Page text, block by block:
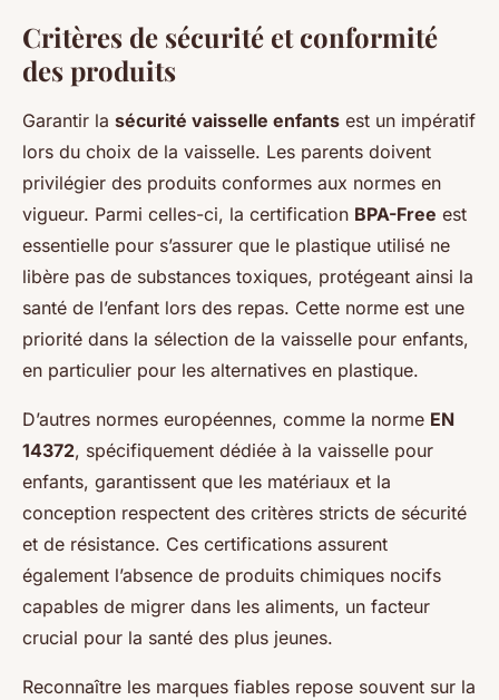
Critères de sécurité et conformité
des produits
Garantir la sécurité vaisselle enfants est un impératif
lors du choix de la vaisselle. Les parents doivent
privilégier des produits conformes aux normes en
vigueur. Parmi celles-ci, la certification BPA-Free est
essentielle pour s’assurer que le plastique utilisé ne
libère pas de substances toxiques, protégeant ainsi la
santé de l’enfant lors des repas. Cette norme est une
priorité dans la sélection de la vaisselle pour enfants,
en particulier pour les alternatives en plastique.
D’autres normes européennes, comme la norme EN
14372, spécifiquement dédiée à la vaisselle pour
enfants, garantissent que les matériaux et la
conception respectent des critères stricts de sécurité
et de résistance. Ces certifications assurent
également l’absence de produits chimiques nocifs
capables de migrer dans les aliments, un facteur
crucial pour la santé des plus jeunes.
Reconnaître les marques fiables repose souvent sur la